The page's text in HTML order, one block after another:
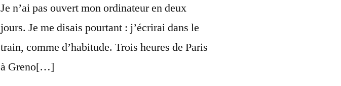
Je n’ai pas ouvert mon ordinateur en deux
jours. Je me disais pourtant : j’écrirai dans le
train, comme d’habitude. Trois heures de Paris
à Greno[…]